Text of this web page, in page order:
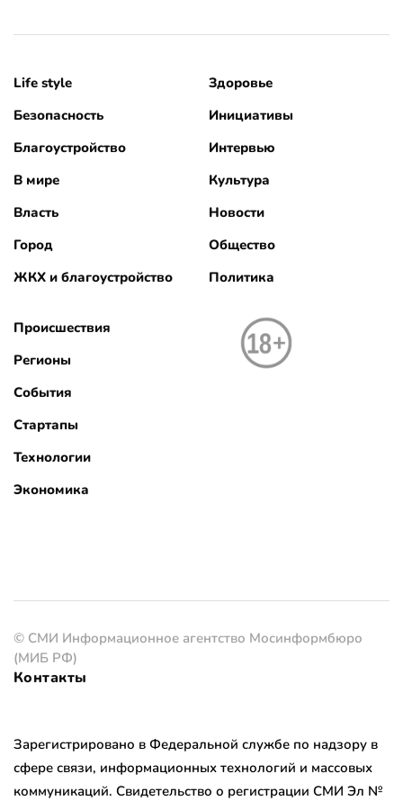
Life style
Безопасность
Благоустройство
В мире
Власть
Город
ЖКХ и благоустройство
Здоровье
Инициативы
Интервью
Культура
Новости
Общество
Политика
Происшествия
Регионы
События
Стартапы
Технологии
Экономика
© СМИ Информационное агентство Мосинформбюро
(МИБ РФ)
Контакты
Зарегистрировано в Федеральной службе по надзору в
сфере связи, информационных технологий и массовых
коммуникаций. Свидетельство о регистрации СМИ Эл №